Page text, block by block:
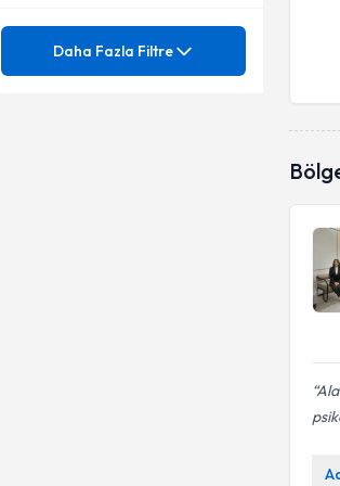
Aile, Çift ve Ergen Danışmanlığı
Mezuniyet
Daha Fazla Filtre